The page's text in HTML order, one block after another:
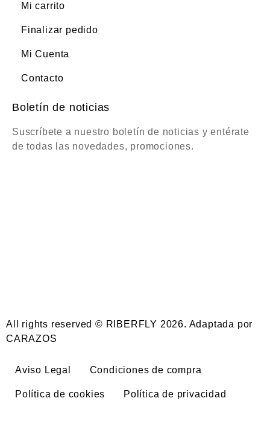
Mi carrito
Finalizar pedido
Mi Cuenta
Contacto
Boletín de noticias
Suscríbete a nuestro boletín de noticias y entérate
de todas las novedades, promociones.
All rights reserved © RIBERFLY 2026. Adaptada por
CARAZOS
Aviso Legal Condiciones de compra
Política de cookies Política de privacidad